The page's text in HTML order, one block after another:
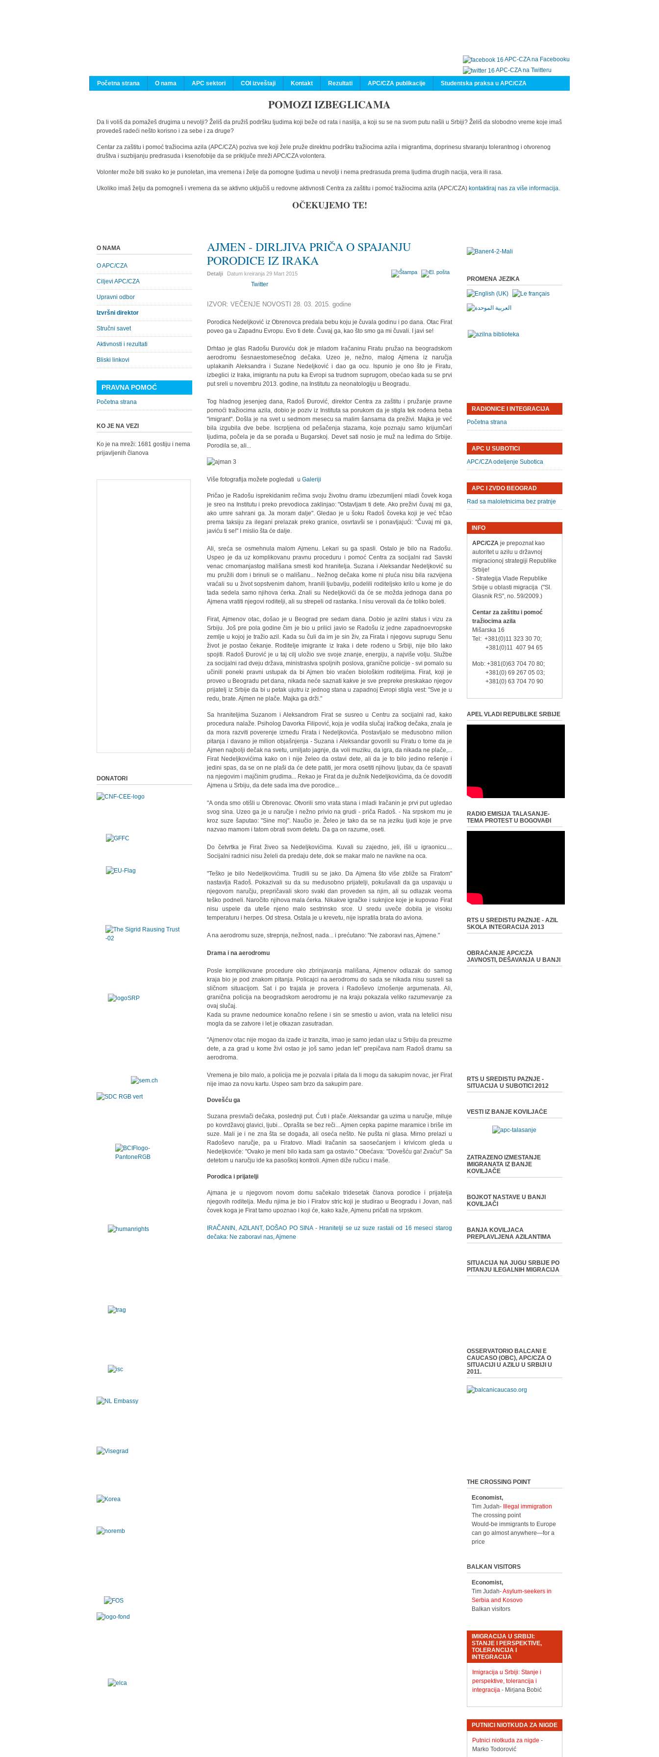
APC-CZA na Facebooku
APC-CZA na Twitteru
Početna strana
O nama APC sektori COI izveštaji Kontakt Rezultati APC/CZA publikacije Studentska praksa u APC/CZA
POMOZI IZBEGLICAMA
Da li voliš da pomažeš drugima u nevolji? Želiš da pružiš podršku ljudima koji beže od rata i nasilja, a koji su se na svom putu našli u Srbiji? Želiš da slobodno vreme koje imaš
provedeš radeći nešto korisno i za sebe i za druge?
Centar za zaštitu i pomoć tražiocima azila (APC/CZA) poziva sve koji žele pruže direktnu podršku tražiocima azila i migrantima, doprinesu stvaranju tolerantnog i otvorenog
društva i suzbijanju predrasuda i ksenofobije da se priključe mreži APC/CZA volontera.
Volonter može biti svako ko je punoletan, ima vremena i želje da pomogne ljudima u nevolji i nema predrasuda prema ljudima drugih nacija, vera ili rasa.
Ukoliko imaš želju da pomogneš i vremena da se aktivno uključiš u redovne aktivnosti Centra za zaštitu i pomoć tražiocima azila (APC/CZA) kontaktiraj nas za više informacija.
OČEKUJEMO TE!
AJMEN - DIRLJIVA PRIČA O SPAJANJU
PORODICE IZ IRAKA
Detalji Datum kreiranja29 Mart 2015
Twitter
IZVOR: VEČENJE NOVOSTI 28. 03. 2015. godine
Porodica Nedeljković iz Obrenovca predala bebu koju je čuvala godinu i po dana. Otac Firat
poveo ga u Zapadnu Evropu. Evo ti dete. Čuvaj ga, kao što smo ga mi čuvali. I javi se!
Drhtao je glas Radošu Đuroviću dok je mladom Iračaninu Firatu pružao na beogradskom
aerodromu šesnaestomesečnog dečaka. Uzeo je, nežno, malog Ajmena iz naručja
uplakanih Aleksandra i Suzane Nedeljković i dao ga ocu. Ispunio je ono što je Firatu,
izbeglici iz Iraka, imigrantu na putu ka Evropi sa trudnom suprugom, obećao kada su se prvi
put sreli u novembru 2013. godine, na Institutu za neonatologiju u Beogradu.
Tog hladnog jesenjeg dana, Radoš Đurović, direktor Centra za zaštitu i pružanje pravne
pomoći tražiocima azila, dobio je poziv iz Instituta sa porukom da je stigla tek rođena beba
"imigrant". Došla je na svet u sedmom mesecu sa malim šansama da preživi. Majka je već
bila izgubila dve bebe. Iscrpljena od pešačenja stazama, koje poznaju samo krijumčari
ljudima, počela je da se porađa u Bugarskoj. Devet sati nosio je muž na leđima do Srbije.
Porodila se, ali...
Više fotografija možete pogledati uGaleriji
Pričao je Radošu isprekidanim rečima svoju životnu dramu izbezumljeni mladi čovek koga
je sreo na Institutu i preko prevodioca zaklinjao: "Ostavljam ti dete. Ako preživi čuvaj mi ga,
ako umre sahrani ga. Ja moram dalje". Gledao je u šoku Radoš čoveka koji je već trčao
prema taksiju za ilegani prelazak preko granice, osvrtavši se i ponavljajući: "Čuvaj mi ga,
javiću ti se!" I mislio šta će dalje.
Ali, sreća se osmehnula malom Ajmenu. Lekari su ga spasli. Ostalo je bilo na Radošu.
Uspeo je da uz komplikovanu pravnu proceduru i pomoć Centra za socijalni rad Savski
venac crnomanjastog mališana smesti kod hranitelja. Suzana i Aleksandar Nedeljković su
mu pružili dom i brinuli se o mališanu... Nežnog dečaka kome ni pluća nisu bila razvijena
vraćali su u život sopstvenim dahom, hranili ljubavlju, podelili roditeljsko krilo u kome je do
tada sedela samo njihova ćerka. Znali su Nedeljkovići da će se možda jednoga dana po
Ajmena vratiti njegovi roditelji, ali su strepeli od rastanka. I nisu verovali da će toliko boleti.
Firat, Ajmenov otac, došao je u Beograd pre sedam dana. Dobio je azilni status i vizu za
Srbiju. Još pre pola godine čim je bio u prilici javio se Radošu iz jedne zapadnoevropske
zemlje u kojoj je tražio azil. Kada su čuli da im je sin živ, za Firata i njegovu suprugu Senu
život je postao čekanje. Roditelje imigrante iz Iraka i dete rođeno u Srbiji, nije bilo lako
spojiti. Radoš Đurović je u taj cilj uložio sve svoje znanje, energiju, a najviše volju. Službe
za socijalni rad dveju država, ministrastva spoljnih poslova, granične policije - svi pomalo su
učinili poneki pravni ustupak da bi Ajmen bio vraćen biološkim roditeljima. Firat, koji je
proveo u Beogradu pet dana, nikada neće saznati kakve je sve prepreke preskakao njegov
prijatelj iz Srbije da bi u petak ujutru iz jednog stana u zapadnoj Evropi stigla vest: "Sve je u
redu, brate. Ajmen ne plače. Majka ga drži."
Sa hraniteljima Suzanom i Aleksandrom Firat se susreo u Centru za socijalni rad, kako
procedura nalaže. Psiholog Davorka Filipović, koja je vodila slučaj iračkog dečaka, znala je
da mora razviti poverenje između Firata i Nedeljkovića. Postavljalo se međusobno milion
pitanja i davano je milion objašnjenja - Suzana i Aleksandar govorili su Firatu o tome da je
Ajmen najbolji dečak na svetu, umiljato jagnje, da voli muziku, da igra, da nikada ne plače,...
Firat Nedeljkovićima kako on i nije želeo da ostavi dete, ali da je to bilo jedino rešenje i
jedini spas, da se on ne plaši da će dete patiti, jer mora osetiti njihovu ljubav, da će spavati
na njegovim i majčinim grudima... Rekao je Firat da je dužnik Nedeljkovićima, da će dovoditi
Ajmena u Srbiju, da dete sada ima dve porodice...
"A onda smo otišli u Obrenovac. Otvorili smo vrata stana i mladi Iračanin je prvi put ugledao
svog sina. Uzeo ga je u naručje i nežno privio na grudi - priča Radoš. - Na srpskom mu je
kroz suze šaputao: "Sine moj". Naučio je. Želeo je tako da se na jeziku ljudi koje je prve
nazvao mamom i tatom obrati svom detetu. Da ga on razume, oseti.
Do četvrtka je Firat živeo sa Nedeljkovićima. Kuvali su zajedno, jeli, išli u igraonicu....
Socijalni radnici nisu želeli da predaju dete, dok se makar malo ne navikne na oca.
"Teško je bilo Nedeljkovićima. Trudili su se jako. Da Ajmena što više zbliže sa Firatom"
nastavlja Radoš. Pokazivali su da su međusobno prijatelji, pokušavali da ga uspavaju u
njegovom naručju, prepričavali skoro svaki dan proveden sa njim, ali su odlazak veoma
teško podneli. Naročito njihova mala ćerka. Nikakve igračke i suknjice koje je kupovao Firat
nisu uspele da uteše njeno malo sestrinsko srce. U sredu uveče dobila je visoku
temperaturu i herpes. Od stresa. Ostala je u krevetu, nije ispratila brata do aviona.
A na aerodromu suze, strepnja, nežnost, nada... i prećutano: "Ne zaboravi nas, Ajmene."
Drama i na aerodromu
Posle komplikovane procedure oko zbrinjavanja mališana, Ajmenov odlazak do samog
kraja bio je pod znakom pitanja. Policajci na aerodromu do sada se nikada nisu susreli sa
sličnom situacijom. Sat i po trajala je provera i Radoševo iznošenje argumenata. Ali,
granična policija na beogradskom aerodromu je na kraju pokazala veliko razumevanje za
ovaj slučaj.
Kada su pravne nedoumice konačno rešene i sin se smestio u avion, vrata na letelici nisu
mogla da se zatvore i let je otkazan zasutradan.
"Ajmenov otac nije mogao da izađe iz tranzita, imao je samo jedan ulaz u Srbiju da preuzme
dete, a za grad u kome živi ostao je još samo jedan let" prepičava nam Radoš dramu sa
aerodroma.
Vremena je bilo malo, a policija me je pozvala i pitala da li mogu da sakupim novac, jer Firat
nije imao za novu kartu. Uspeo sam brzo da sakupim pare.
Dovešću ga
Suzana presvlači dečaka, poslednji put. Ćuti i plače. Aleksandar ga uzima u naručje, miluje
po kovrdžavoj glavici, ljubi... Oprašta se bez reči... Ajmen cepka papirne maramice i briše im
suze. Mali je i ne zna šta se događa, ali oseća nešto. Ne pušta ni glasa. Mirno prelazi u
Radoševo naručje, pa u Firatovo. Mladi Iračanin sa saosećanjem i krivicom gleda u
Nedeljkoviće: "Ovako je meni bilo kada sam ga ostavio." Obećava: "Dovešću ga! Zvaću!" Sa
detetom u naručju ide ka pasoškoj kontroli. Ajmen diže ručicu i maše.
Porodica i prijatelji
Ajmana je u njegovom novom domu sačekalo tridesetak članova porodice i prijatelja
njegovih roditelja. Među njima je bio i Firatov stric koji je studirao u Beogradu i Jovan, naš
čovek koga je Firat tamo upoznao i koji će, kako kaže, Ajmenu pričati na srpskom.
IRAČANIN, AZILANT, DOŠAO PO SINA - Hranitelji se uz suze rastali od 16 meseci starog
dečaka: Ne zaboravi nas, Ajmene
O NAMA
O APC/CZA
Ciljevi APC/CZA
Upravni odbor
Izvršni direktor
Stručni savet
Aktivnosti i rezultati
Bliski linkovi
PRAVNA POMOĆ
Početna strana
KO JE NA VEZI
Ko je na mreži: 1681 gostiju i nema
prijavljenih članova
DONATORI
PROMENA JEZIKA
RADIONICE I INTEGRACIJA
Početna strana
APC U SUBOTICI
APC/CZA odeljenje Subotica
APC I ZVDO BEOGRAD
Rad sa maloletnicima bez pratnje
INFO
APC/CZAje prepoznat kao
autoritet u azilu u državnoj
migracionoj strategiji Republike
Srbije!
- Strategija Vlade Republike
Srbije u oblasti migracija ("Sl.
Glasnik RS", no. 59/2009.)
Centar za zaštitu i pomoć
tražiocima azila
Mišarska 16
Tel: +381(0)11 323 30 70;
+381(0)11 407 94 65
Mob: +381(0)63 704 70 80;
+381(0) 69 267 05 03;
+381(0) 63 704 70 90
APEL VLADI REPUBLIKE SRBIJE
RADIO EMISIJA TALASANJE-
TEMA PROTEST U BOGOVAĐI
RTS U SREDISTU PAZNJE - AZIL
SKOLA INTEGRACIJA 2013
OBRAĆANJE APC/CZA
JAVNOSTI, DEŠAVANJA U BANJI
RTS U SREDISTU PAZNJE -
SITUACIJA U SUBOTICI 2012
VESTI IZ BANJE KOVILJAČE
ZATRAZENO IZMESTANJE
IMIGRANATA IZ BANJE
KOVILJAČE
BOJKOT NASTAVE U BANJI
KOVILJAČI
BANJA KOVILJACA
PREPLAVLJENA AZILANTIMA
SITUACIJA NA JUGU SRBIJE PO
PITANJU ILEGALNIH MIGRACIJA
OSSERVATORIO BALCANI E
CAUCASO (OBC), APC/CZA O
SITUACIJI U AZILU U SRBIJI U
2011.
THE CROSSING POINT
Economist,
Tim Judah-
Illegal immigration
The crossing point
Would-be immigrants to Europe
can go almost anywhere—for a
price
BALKAN VISITORS
Economist,
Tim Judah-Asylum-seekers in
Serbia and Kosovo
Balkan visitors
IMIGRACIJA U SRBIJI:
STANJE I PERSPEKTIVE,
TOLERANCIJA I
INTEGRACIJA
Imigracija u Srbiji: Stanje i
perspektive, tolerancija i
integracija- Mirjana Bobić
PUTNICI NIOTKUDA ZA NIGDE
Putnici niotkuda za nigde -
Marko Todorović